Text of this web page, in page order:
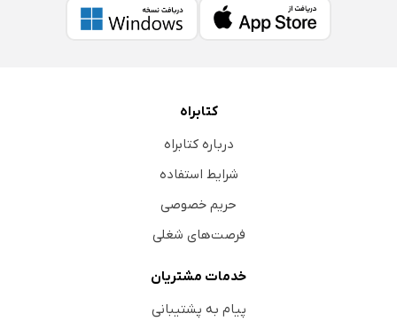
کتابراه
درباره کتابراه
شرایط استفاده
حریم خصوصی
فرصت‌های شغلی
خدمات مشتریان
پیام به پشتیبانی